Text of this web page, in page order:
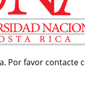
Por favor contacte